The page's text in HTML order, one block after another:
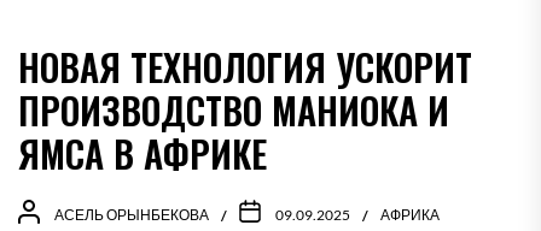
НОВАЯ ТЕХНОЛОГИЯ УСКОРИТ
ПРОИЗВОДСТВО МАНИОКА И
ЯМСА В АФРИКЕ
АСЕЛЬ ОРЫНБЕКОВА 09.09.2025 АФРИКА